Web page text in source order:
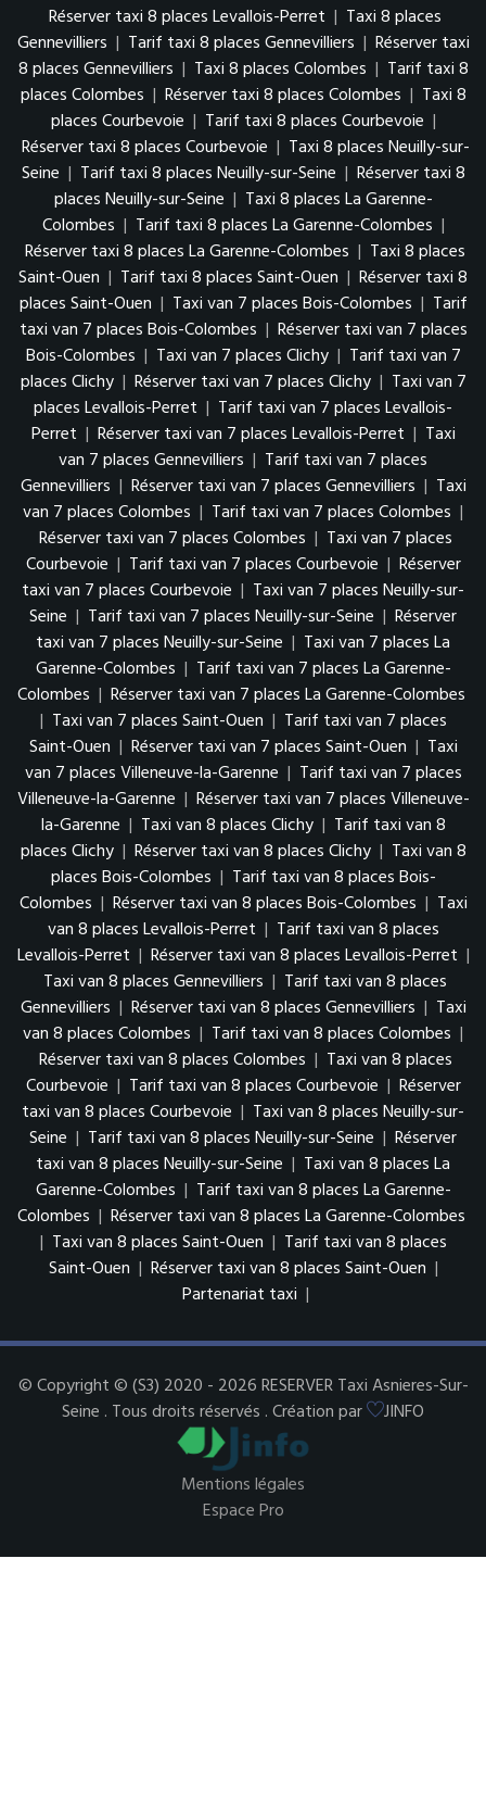
Réserver taxi 8 places Levallois-Perret | Taxi 8 places
Gennevilliers | Tarif taxi 8 places Gennevilliers | Réserver taxi
8 places Gennevilliers | Taxi 8 places Colombes | Tarif taxi 8
places Colombes | Réserver taxi 8 places Colombes | Taxi 8
places Courbevoie | Tarif taxi 8 places Courbevoie |
Réserver taxi 8 places Courbevoie | Taxi 8 places Neuilly-sur-
Seine | Tarif taxi 8 places Neuilly-sur-Seine | Réserver taxi 8
places Neuilly-sur-Seine | Taxi 8 places La Garenne-
Colombes | Tarif taxi 8 places La Garenne-Colombes |
Réserver taxi 8 places La Garenne-Colombes | Taxi 8 places
Saint-Ouen | Tarif taxi 8 places Saint-Ouen | Réserver taxi 8
places Saint-Ouen | Taxi van 7 places Bois-Colombes | Tarif
taxi van 7 places Bois-Colombes | Réserver taxi van 7 places
Bois-Colombes | Taxi van 7 places Clichy | Tarif taxi van 7
places Clichy | Réserver taxi van 7 places Clichy | Taxi van 7
places Levallois-Perret | Tarif taxi van 7 places Levallois-
Perret | Réserver taxi van 7 places Levallois-Perret | Taxi
van 7 places Gennevilliers | Tarif taxi van 7 places
Gennevilliers | Réserver taxi van 7 places Gennevilliers | Taxi
van 7 places Colombes | Tarif taxi van 7 places Colombes |
Réserver taxi van 7 places Colombes | Taxi van 7 places
Courbevoie | Tarif taxi van 7 places Courbevoie | Réserver
taxi van 7 places Courbevoie | Taxi van 7 places Neuilly-sur-
Seine | Tarif taxi van 7 places Neuilly-sur-Seine | Réserver
taxi van 7 places Neuilly-sur-Seine | Taxi van 7 places La
Garenne-Colombes | Tarif taxi van 7 places La Garenne-
Colombes | Réserver taxi van 7 places La Garenne-Colombes
| Taxi van 7 places Saint-Ouen | Tarif taxi van 7 places
Saint-Ouen | Réserver taxi van 7 places Saint-Ouen | Taxi
van 7 places Villeneuve-la-Garenne | Tarif taxi van 7 places
Villeneuve-la-Garenne | Réserver taxi van 7 places Villeneuve-
la-Garenne | Taxi van 8 places Clichy | Tarif taxi van 8
places Clichy | Réserver taxi van 8 places Clichy | Taxi van 8
places Bois-Colombes | Tarif taxi van 8 places Bois-
Colombes | Réserver taxi van 8 places Bois-Colombes | Taxi
van 8 places Levallois-Perret | Tarif taxi van 8 places
Levallois-Perret | Réserver taxi van 8 places Levallois-Perret |
Taxi van 8 places Gennevilliers | Tarif taxi van 8 places
Gennevilliers | Réserver taxi van 8 places Gennevilliers | Taxi
van 8 places Colombes | Tarif taxi van 8 places Colombes |
Réserver taxi van 8 places Colombes | Taxi van 8 places
Courbevoie | Tarif taxi van 8 places Courbevoie | Réserver
taxi van 8 places Courbevoie | Taxi van 8 places Neuilly-sur-
Seine | Tarif taxi van 8 places Neuilly-sur-Seine | Réserver
taxi van 8 places Neuilly-sur-Seine | Taxi van 8 places La
Garenne-Colombes | Tarif taxi van 8 places La Garenne-
Colombes | Réserver taxi van 8 places La Garenne-Colombes
| Taxi van 8 places Saint-Ouen | Tarif taxi van 8 places
Saint-Ouen | Réserver taxi van 8 places Saint-Ouen |
Partenariat taxi |
© Copyright © (S3) 2020 - 2026 RESERVER Taxi Asnieres-Sur-
Seine . Tous droits réservés . Création par
JINFO
Mentions légales
Espace Pro